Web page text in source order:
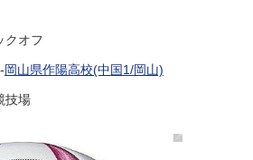
クオフ
岡山県作陽高校(中国1/岡山)
技場